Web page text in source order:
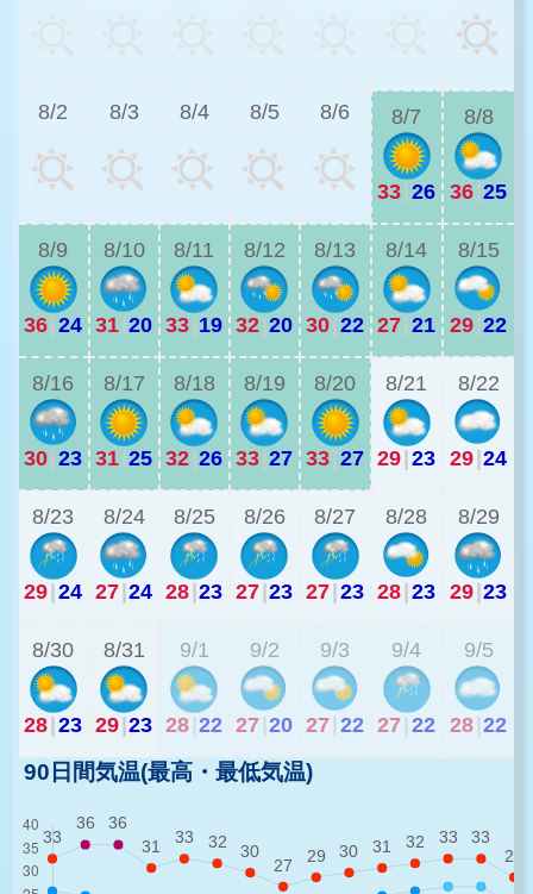
8/2 8/3 8/4 8/5 8/6 8/7
33|26
8/8
36|25
8/9
36|24
8/10
31|20
8/11
33|19
8/12
32|20
8/13
30|22
8/14
27|21
8/15
29|22
8/16
30|23
8/17
31|25
8/18
32|26
8/19
33|27
8/20
33|27
8/21
29|23
8/22
29|24
8/23
29|24
8/24
27|24
8/25
28|23
8/26
27|23
8/27
27|23
8/28
28|23
8/29
29|23
8/30
28|23
8/31
29|23
9/1
28 22
9/2
27 20
9/3
27 22
9/4
27 22
9/5
28 22
90日間気温(最高・最低気温)